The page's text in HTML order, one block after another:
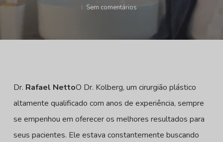
Sem comentários
Dr. Rafael NettoO Dr. Kolberg, um cirurgião plástico
altamente qualificado com anos de experiência, sempre
se empenhou em oferecer os melhores resultados para
seus pacientes. Ele estava constantemente buscando